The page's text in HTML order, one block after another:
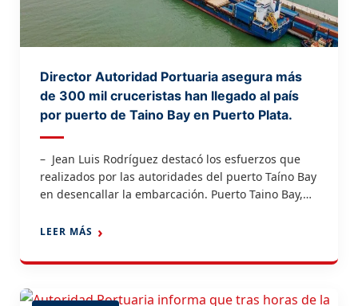
Director Autoridad Portuaria asegura más
de 300 mil cruceristas han llegado al país
por puerto de Taino Bay en Puerto Plata.
– Jean Luis Rodríguez destacó los esfuerzos que
realizados por las autoridades del puerto Taíno Bay
en desencallar la embarcación. Puerto Taino Bay,
Portuaria Dominicana, Jean Luis Rodríguez,
puerto de Taino Bay en Puerto Plata se han
LEER MÁS